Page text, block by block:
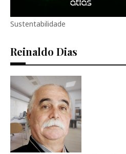
Sustentabilidade
Reinaldo Dias